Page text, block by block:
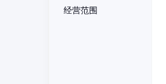
经营范围